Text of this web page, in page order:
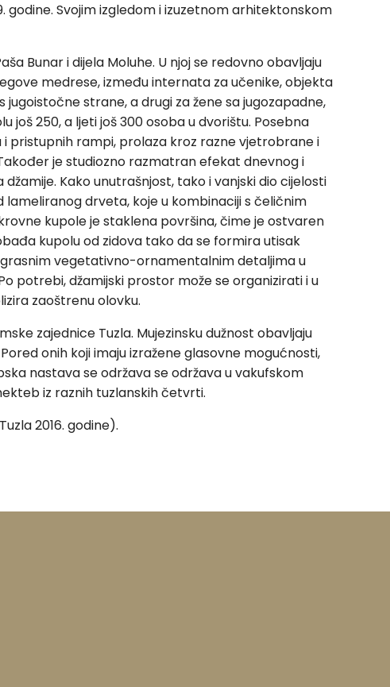
godine. Svojim izgledom i izuzetnom arhitektonskom
Bunar i dijela Moluhe. U njoj se redovno obavljaju
medrese, između internata za učenike, objekta
strane, a drugi za žene sa jugozapadne,
250, a ljeti još 300 osoba u dvorištu. Posebna
pristupnih rampi, prolaza kroz razne vjetrobrane i
je studiozno razmatran efekat dnevnog i
Kako unutrašnjost, tako i vanjski dio cijelosti
drveta, koje u kombinaciji s čeličnim
kupole je staklena površina, čime je ostvaren
kupolu od zidova tako da se formira utisak
vegetativno-ornamentalnim detaljima u
potrebi, džamijski prostor može se organizirati i u
zaoštrenu olovku.
zajednice Tuzla. Mujezinsku dužnost obavljaju
onih koji imaju izražene glasovne mogućnosti,
nastava se održava se održava u vakufskom
iz raznih tuzlanskih četvrti.
2016. godine).